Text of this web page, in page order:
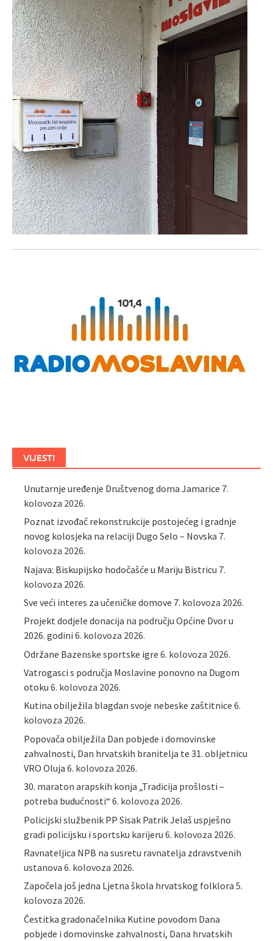
VIJESTI
Unutarnje uređenje Društvenog doma Jamarice 7.
kolovoza 2026.
Poznat izvođač rekonstrukcije postojećeg i gradnje
novog kolosjeka na relaciji Dugo Selo – Novska 7.
kolovoza 2026.
Najava: Biskupijsko hodočašće u Mariju Bistricu 7.
kolovoza 2026.
Sve veći interes za učeničke domove 7. kolovoza 2026.
Projekt dodjele donacija na području Općine Dvor u
2026. godini 6. kolovoza 2026.
Održane Bazenske sportske igre 6. kolovoza 2026.
Vatrogasci s područja Moslavine ponovno na Dugom
otoku 6. kolovoza 2026.
Kutina obilježila blagdan svoje nebeske zaštitnice 6.
kolovoza 2026.
Popovača obilježila Dan pobjede i domovinske
zahvalnosti, Dan hrvatskih branitelja te 31. obljetnicu
VRO Oluja 6. kolovoza 2026.
30. maraton arapskih konja „Tradicija prošlosti –
potreba budućnosti“ 6. kolovoza 2026.
Policijski službenik PP Sisak Patrik Jelaš uspješno
gradi policijsku i sportsku karijeru 6. kolovoza 2026.
Ravnateljica NPB na susretu ravnatelja zdravstvenih
ustanova 6. kolovoza 2026.
Započela još jedna Ljetna škola hrvatskog folklora 5.
kolovoza 2026.
Čestitka gradonačelnika Kutine povodom Dana
pobjede i domovinske zahvalnosti, Dana hrvatskih